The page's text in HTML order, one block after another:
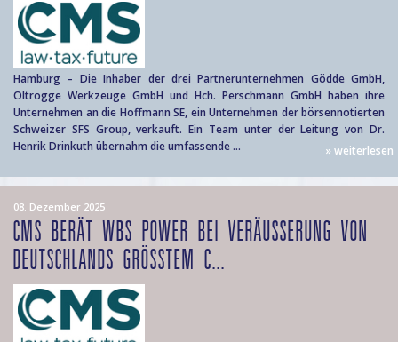
Hamburg – Die Inhaber der drei Partnerunternehmen Gödde GmbH,
Oltrogge Werkzeuge GmbH und Hch. Perschmann GmbH haben ihre
Unternehmen an die Hoffmann SE, ein Unternehmen der börsennotierten
Schweizer SFS Group, verkauft. Ein Team unter der Leitung von Dr.
Henrik Drinkuth übernahm die umfassende ...
» weiterlesen
08. Dezember 2025
CMS BERÄT WBS POWER BEI VERÄUSSERUNG VON D
EUTSCHLANDS GRÖSSTEM C...